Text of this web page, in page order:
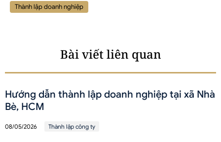
Thành lập doanh nghiệp
Bài viết liên quan
Hướng dẫn thành lập doanh nghiệp tại xã Nhà
Bè, HCM
08/05/2026 Thành lập công ty